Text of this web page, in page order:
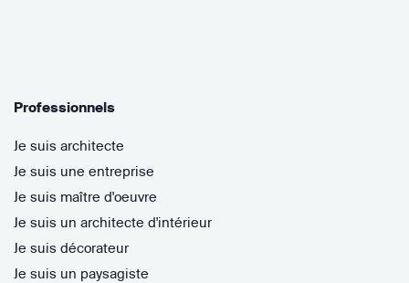
Professionnels
Je suis architecte
Je suis une entreprise
Je suis maître d'oeuvre
Je suis un architecte d'intérieur
Je suis décorateur
Je suis un paysagiste